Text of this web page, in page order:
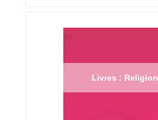
Livres : Religion